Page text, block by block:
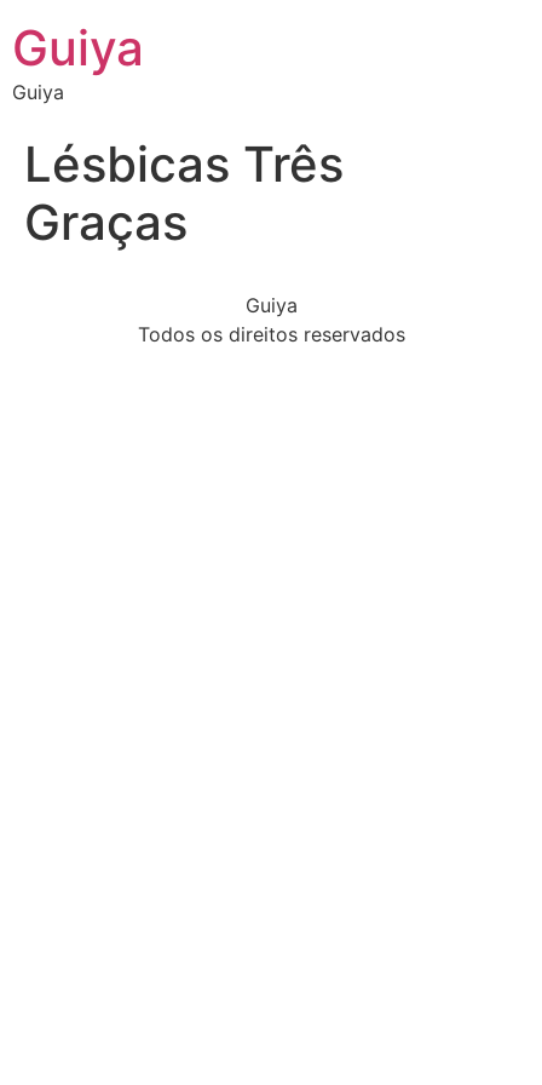
Guiya
Guiya
Lésbicas Três
Graças
Guiya
Todos os direitos reservados